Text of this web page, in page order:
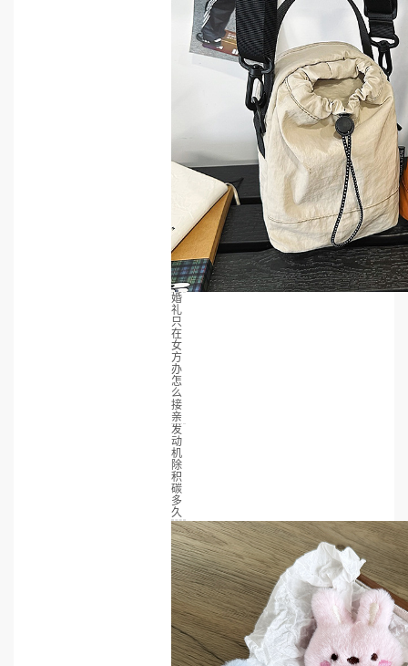
婚
礼
只
在
女
方
办
怎
么
接
亲
发
动
机
除
积
碳
多
久